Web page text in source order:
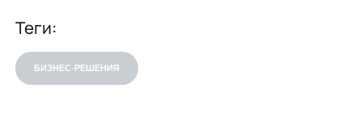
Теги:
БИЗНЕС-РЕШЕНИЯ